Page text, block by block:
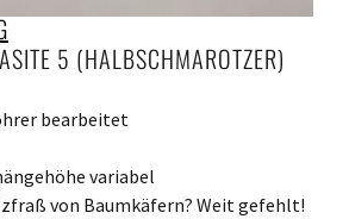
5 (HALBSCHMAROTZER)
bearbeitet
variabel
von Baumkäfern? Weit gefehlt!